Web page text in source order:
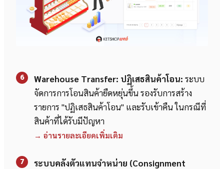
6 Warehouse Transfer: ปฏิเสธสินค้าโอน: ระบบ
จัดการการโอนสินค้ายืดหยุ่นขึ้น รองรับการสร้าง
รายการ "ปฏิเสธสินค้าโอน" และรับเข้าคืน ในกรณีที่
สินค้าที่ได้รับมีปัญหา
→ อ่านรายละเอียดเพิ่มเติม
7
ระบบคลังตัวแทนจำหน่าย (Consignment